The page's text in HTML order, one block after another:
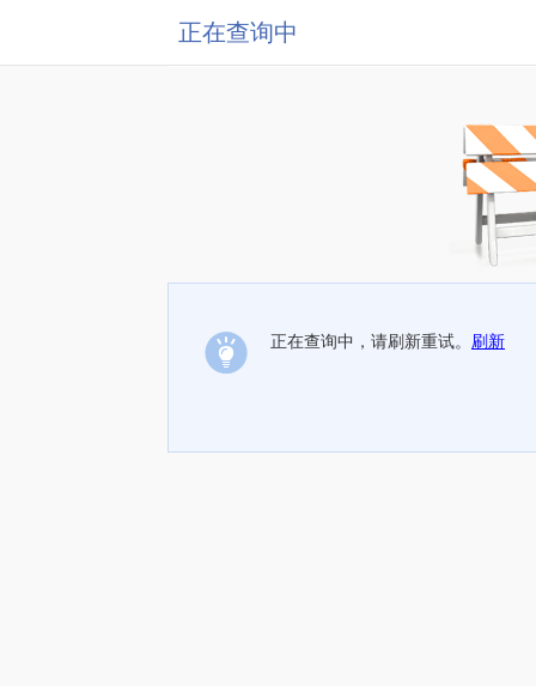
正在查询中
正在查询中，请刷新重试。 刷新